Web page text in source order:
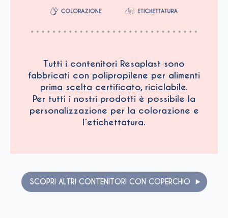
Tutti i contenitori Resaplast sono
fabbricati con polipropilene per alimenti
prima scelta certificato, riciclabile.
Per tutti i nostri prodotti è possibile la
personalizzazione per la colorazione e
l’etichettatura.
SCOPRI ALTRI CONTENITORI CON COPERCHIO